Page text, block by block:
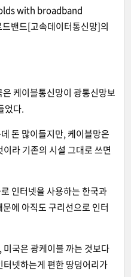
with broadband
밴드[고속데이터통신망]의
케이블통신망이 광통신망보
었다.
돈 많이들지만, 케이블망은
라 기존의 시설 그대로 쓰면
인터넷을 사용하는 한국과
에 아직도 구리선으로 인터
국은 광케이블 까는 것보다
넷하는게 편한 땅덩어리가